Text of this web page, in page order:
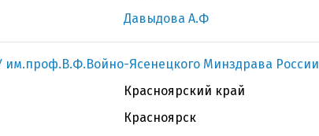
Давыдова А.Ф
им.проф.В.Ф.Войно-Ясенецкого Минздрава России
Красноярский край
Красноярск